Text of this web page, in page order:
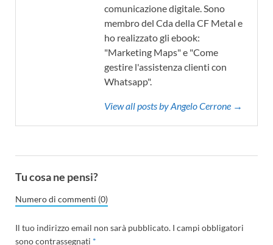
comunicazione digitale. Sono
membro del Cda della CF Metal e
ho realizzato gli ebook:
"Marketing Maps" e "Come
gestire l'assistenza clienti con
Whatsapp".
View all posts by Angelo Cerrone →
Tu cosa ne pensi?
Numero di commenti (0)
Il tuo indirizzo email non sarà pubblicato. I campi obbligatori
sono contrassegnati *